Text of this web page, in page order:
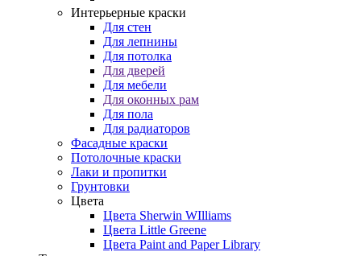
Интерьерные краски
Для стен
Для лепнины
Для потолка
Для дверей
Для мебели
Для оконных рам
Для пола
Для радиаторов
Фасадные краски
Потолочные краски
Лаки и пропитки
Грунтовки
Цвета
Цвета Sherwin WIlliams
Цвета Little Greene
Цвета Paint and Paper Library